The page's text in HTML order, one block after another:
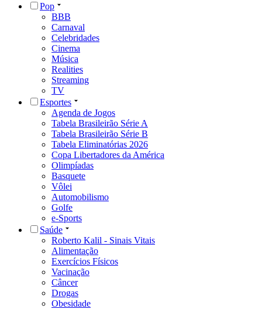
Pop
BBB
Carnaval
Celebridades
Cinema
Música
Realities
Streaming
TV
Esportes
Agenda de Jogos
Tabela Brasileirão Série A
Tabela Brasileirão Série B
Tabela Eliminatórias 2026
Copa Libertadores da América
Olimpíadas
Basquete
Vôlei
Automobilismo
Golfe
e-Sports
Saúde
Roberto Kalil - Sinais Vitais
Alimentação
Exercícios Físicos
Vacinação
Câncer
Drogas
Obesidade